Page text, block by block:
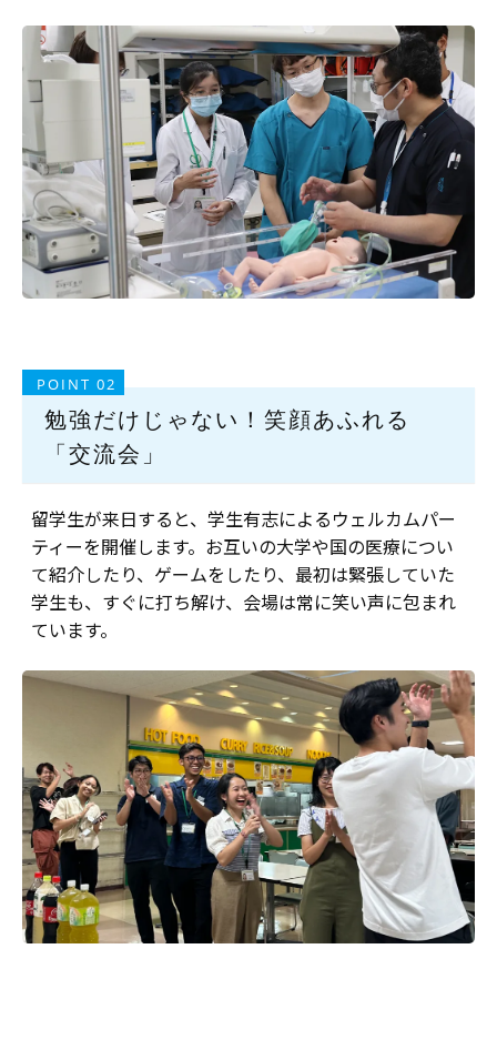
POINT 02
勉強だけじゃない！笑顔あふれる
「交流会」
留学生が来日すると、学生有志によるウェルカムパー
ティーを開催します。お互いの大学や国の医療につい
て紹介したり、ゲームをしたり、最初は緊張していた
学生も、すぐに打ち解け、会場は常に笑い声に包まれ
ています。